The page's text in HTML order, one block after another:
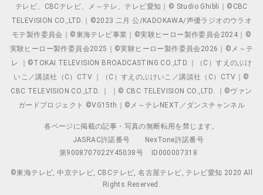
テレビ、CBCテレビ、メ～テレ、テレビ愛知｜© Studio Ghibli｜©CBC
TELEVISION CO.,LTD.｜©2023 二月 公/KADOKAWA/声優ラジオのウラオ
モテ製作委員会｜©東海テレビ事業｜©実験ヒーロー製作委員会2024｜©
実験ヒーロー製作委員会2025｜©実験ヒーロー製作委員会2026｜©メ～テ
レ ｜©TOKAI TELEVISION BROADCASTING CO.,LTD.｜（C）すえのぶけ
いこ／講談社（C）CTV ｜（C）すえのぶけいこ／講談社（C）CTV｜©
CBC TELEVISION CO.,LTD. ｜ ｜© CBC TELEVISION CO.,LTD. ｜©ヴァン
ガードプロジェクト ©VG15th｜©メ～テレNEXT／ダンスチャンネル
各ページに掲載の記事・写真の無断転用を禁じます。
JASRAC許諾番号
NexTone許諾番号
第9008707022Y45038号
ID000007318
©東海テレビ, 中京テレビ, CBCテレビ, 名古屋テレビ, テレビ愛知 2020 All
Rights Reserved.